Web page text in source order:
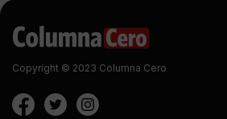
Copyright © 2023 Columna Cero